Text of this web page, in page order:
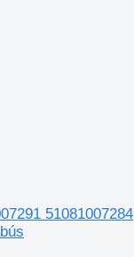
51081007284